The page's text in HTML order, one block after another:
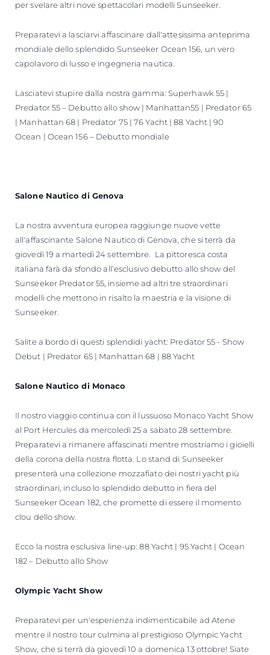
per svelare altri nove spettacolari modelli Sunseeker.
Preparatevi a lasciarvi affascinare dall'attesissima anteprima
mondiale dello splendido Sunseeker Ocean 156, un vero
capolavoro di lusso e ingegneria nautica.
Lasciatevi stupire dalla nostra gamma: Superhawk 55 |
Predator 55 – Debutto allo show | Manhattan55 | Predator 65
| Manhattan 68 | Predator 75 | 76 Yacht | 88 Yacht | 90
Ocean | Ocean 156 – Debutto mondiale
Salone Nautico di Genova
La nostra avventura europea raggiunge nuove vette
all'affascinante Salone Nautico di Genova, che si terrà da
giovedì 19 a martedì 24 settembre. La pittoresca costa
italiana farà da sfondo all’esclusivo debutto allo show del
Sunseeker Predator 55, insieme ad altri tre straordinari
modelli che mettono in risalto la maestria e la visione di
Sunseeker.
Salite a bordo di questi splendidi yacht: Predator 55 - Show
Debut | Predator 65 | Manhattan 68 | 88 Yacht
Salone Nautico di Monaco
Il nostro viaggio continua con il lussuoso Monaco Yacht Show
al Port Hercules da mercoledì 25 a sabato 28 settembre.
Preparatevi a rimanere affascinati mentre mostriamo i gioielli
della corona della nostra flotta. Lo stand di Sunseeker
presenterà una collezione mozzafiato dei nostri yacht più
straordinari, incluso lo splendido debutto in fiera del
Sunseeker Ocean 182, che promette di essere il momento
clou dello show.
Ecco la nostra esclusiva line-up: 88 Yacht | 95 Yacht | Ocean
182 – Debutto allo Show
Olympic Yacht Show
Preparatevi per un'esperienza indimenticabile ad Atene
mentre il nostro tour culmina al prestigioso Olympic Yacht
Show, che si terrà da giovedì 10 a domenica 13 ottobre! Siate